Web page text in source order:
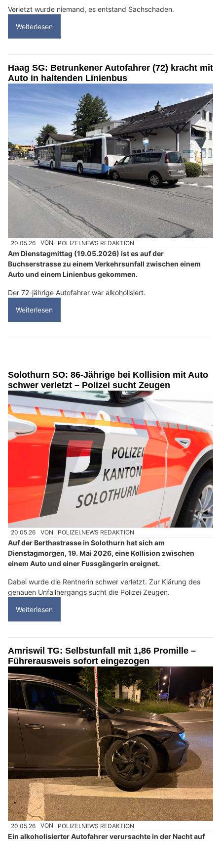
Verletzt wurde niemand, es entstand Sachschaden.
Weiterlesen
Haag SG: Betrunkener Autofahrer (72) kracht mit
Auto in haltenden Linienbus
20.05.26 VON POLIZEI.NEWS REDAKTION
Am Dienstagmittag (19.05.2026) ist es auf der
Buchserstrasse zu einem Verkehrsunfall zwischen einem
Auto und einem Linienbus gekommen.
Der 72-jährige Autofahrer war alkoholisiert.
Weiterlesen
Solothurn SO: 86-Jährige bei Kollision mit Auto
schwer verletzt – Polizei sucht Zeugen
20.05.26 VON POLIZEI.NEWS REDAKTION
Auf der Berthastrasse in Solothurn hat sich am
Dienstagmorgen, 19. Mai 2026, eine Kollision zwischen
einem Auto und einer Fussgängerin ereignet.
Dabei wurde die Rentnerin schwer verletzt. Zur Klärung des
genauen Unfallhergangs sucht die Polizei Zeugen.
Weiterlesen
Amriswil TG: Selbstunfall mit 1,86 Promille –
Führerausweis sofort eingezogen
20.05.26 VON POLIZEI.NEWS REDAKTION
Ein alkoholisierter Autofahrer verursachte in der Nacht auf